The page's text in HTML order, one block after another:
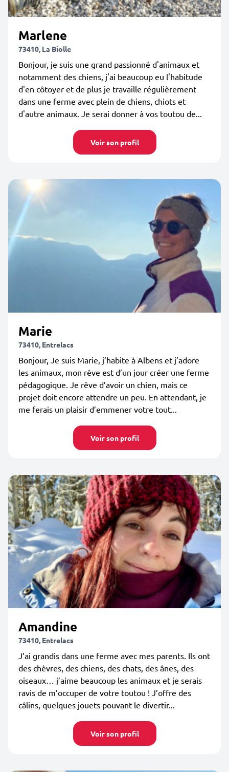
Marlene
73410, La Biolle
Bonjour, je suis une grand passionné d'animaux et
notamment des chiens, j'ai beaucoup eu l'habitude
d'en côtoyer et de plus je travaille régulièrement
dans une ferme avec plein de chiens, chiots et
d'autre animaux. Je serai donner à vos toutou de...
Voir son profil
Marie
73410, Entrelacs
Bonjour, Je suis Marie, j’habite à Albens et j’adore
les animaux, mon rêve est d’un jour créer une ferme
pédagogique. Je rêve d’avoir un chien, mais ce
projet doit encore attendre un peu. En attendant, je
me ferais un plaisir d’emmener votre tout...
Voir son profil
Amandine
73410, Entrelacs
J’ai grandis dans une ferme avec mes parents. Ils ont
des chèvres, des chiens, des chats, des ânes, des
oiseaux… j’aime beaucoup les animaux et je serais
ravis de m’occuper de votre toutou ! J’offre des
câlins, quelques jouets pouvant le divertir...
Voir son profil